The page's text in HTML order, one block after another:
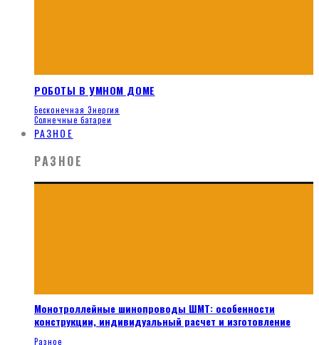
РОБОТЫ В УМНОМ ДОМЕ
Бесконечная Энергия
Солнечные батареи
РАЗНОЕ
РАЗНОЕ
Монотроллейные шинопроводы ШМТ: особенности
конструкции, индивидуальный расчет и изготовление
Разное